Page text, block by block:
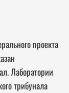
проекта
Лаборатории
трибунала